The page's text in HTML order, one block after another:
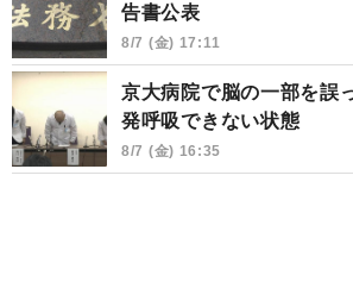
告書公表
8/7 (金) 17:11
京大病院で脳の一部を誤
発呼吸できない状態
8/7 (金) 16:35